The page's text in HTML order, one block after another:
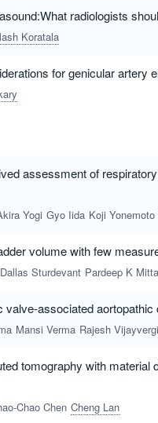
radiologists
Koratala
for genicular artery
assessment of
Yogi Gyo Iida Koji Yonemoto
volume with few
Dallas Sturdevant Pardeep K
valve-associated
Mansi Verma Rajesh
tomography with
Chao Chen Cheng Lan